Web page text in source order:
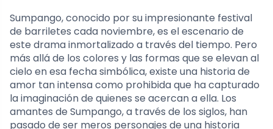
Sumpango, conocido por su impresionante festival
de barriletes cada noviembre, es el escenario de
este drama inmortalizado a través del tiempo. Pero
más allá de los colores y las formas que se elevan al
cielo en esa fecha simbólica, existe una historia de
amor tan intensa como prohibida que ha capturado
la imaginación de quienes se acercan a ella. Los
amantes de Sumpango, a través de los siglos, han
pasado de ser meros personajes de una historia